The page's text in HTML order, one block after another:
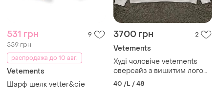
531 грн 9
559 грн
распродажа до 10 авг.
Vetements
Шарф шелк vetter&cie
3700 грн 2
Vetements
Худі чоловічe vetements
оверсайз з вишитим лого
білий made in portugal
40 /L / 48